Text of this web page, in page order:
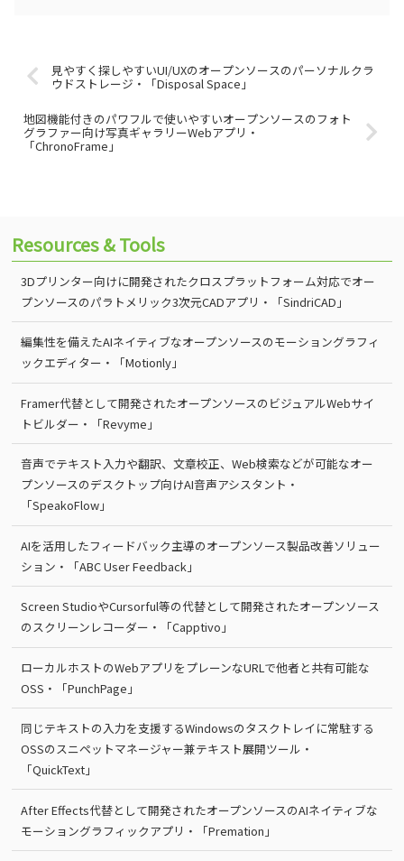
見やすく探しやすいUI/UXのオープンソースのパーソナルクラ
ウドストレージ・「Disposal Space」
地図機能付きのパワフルで使いやすいオープンソースのフォト
グラファー向け写真ギャラリーWebアプリ・
「ChronoFrame」
Resources & Tools
3Dプリンター向けに開発されたクロスプラットフォーム対応でオー
プンソースのパラトメリック3次元CADアプリ・「SindriCAD」
編集性を備えたAIネイティブなオープンソースのモーショングラフィ
ックエディター・「Motionly」
Framer代替として開発されたオープンソースのビジュアルWebサイ
トビルダー・「Revyme」
音声でテキスト入力や翻訳、文章校正、Web検索などが可能なオー
プンソースのデスクトップ向けAI音声アシスタント・
「SpeakoFlow」
AIを活用したフィードバック主導のオープンソース製品改善ソリュー
ション・「ABC User Feedback」
Screen StudioやCursorful等の代替として開発されたオープンソース
のスクリーンレコーダー・「Capptivo」
ローカルホストのWebアプリをプレーンなURLで他者と共有可能な
OSS・「PunchPage」
同じテキストの入力を支援するWindowsのタスクトレイに常駐する
OSSのスニペットマネージャー兼テキスト展開ツール・
「QuickText」
After Effects代替として開発されたオープンソースのAIネイティブな
モーショングラフィックアプリ・「Premation」